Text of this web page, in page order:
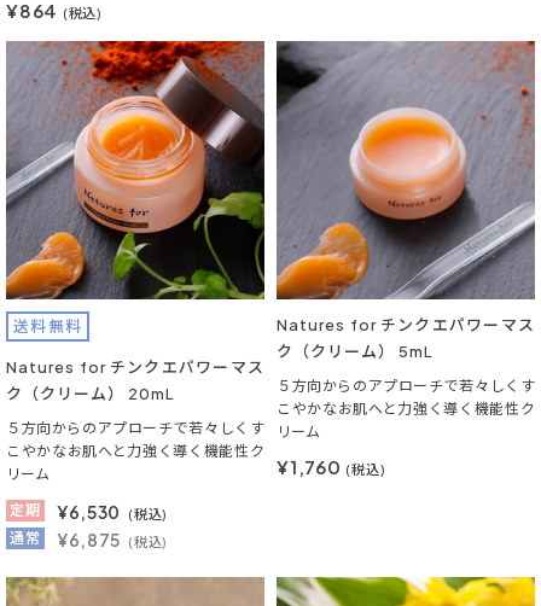
¥864 (税込)
送料無料
Natures for チンクエパワーマス
ク（クリーム） 20mL
５方向からのアプローチで若々しくす
こやかなお肌へと力強く導く機能性ク
リーム
定期
¥6,530 (税込)
通常 ¥6,875 (税込)
Natures for チンクエパワーマス
ク（クリーム） 5mL
５方向からのアプローチで若々しくす
こやかなお肌へと力強く導く機能性ク
リーム
¥1,760 (税込)